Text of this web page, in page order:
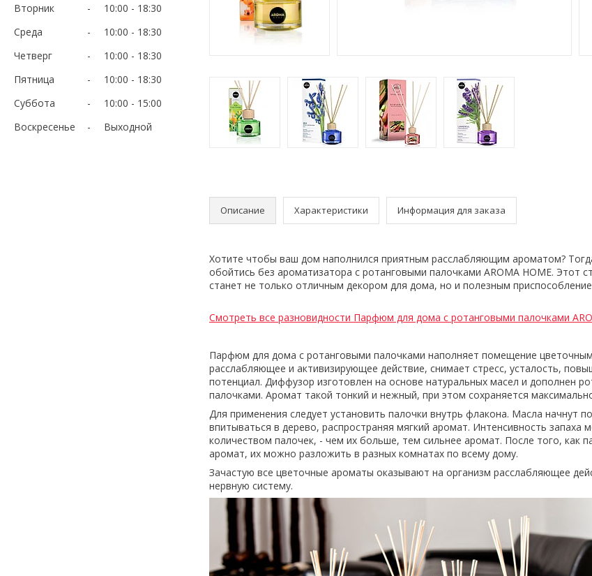
Вторник
10:00
18:30
Среда
10:00
18:30
Четверг
10:00
18:30
Пятница
10:00
18:30
Суббота
10:00
15:00
Воскресенье
Выходной
Описание Характеристики Информация для заказа
Хотите чтобы ваш дом наполнился приятным расслабляющим ароматом?
обойтись без ароматизатора с ротанговыми палочками AROMA HOME. Этот
станет не только отличным декором для дома, но и полезным
Смотреть все разновидности Парфюм для дома с ротанговыми палочками
Парфюм для дома с ротанговыми палочками наполняет помещение
расслабляющее и активизирующее действие, снимает стресс, усталость,
потенциал. Диффузор изготовлен на основе натуральных масел и дополнен
палочками. Аромат такой тонкий и нежный, при этом сохраняется
Для применения следует установить палочки внутрь флакона. Масла начнут
впитываться в дерево, распространяя мягкий аромат. Интенсивность запаха
количеством палочек, - чем их больше, тем сильнее аромат. После того, как
аромат, их можно разложить в разных комнатах по всему дому.
Зачастую все цветочные ароматы оказывают на организм расслабляющее
нервную систему.